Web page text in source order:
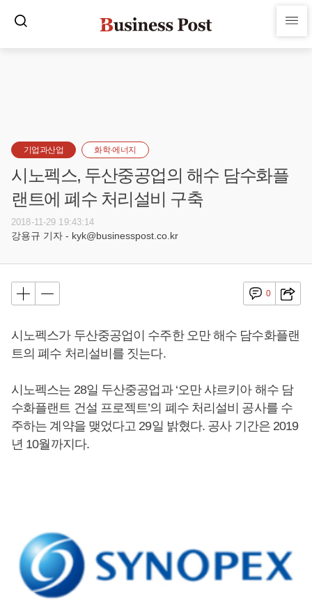
기업과산업 화학·에너지
시노펙스, 두산중공업의 해수 담수화플
랜트에 폐수 처리설비 구축
2018-11-29 19:43:14
강용규 기자 - kyk@businesspost.co.kr
0
시노펙스가 두산중공업이 수주한 오만 해수 담수화플랜
트의 폐수 처리설비를 짓는다.
시노펙스는 28일 두산중공업과 ‘오만 샤르키아 해수 담
수화플랜트 건설 프로젝트’의 폐수 처리설비 공사를 수
주하는 계약을 맺었다고 29일 밝혔다. 공사 기간은 2019
년 10월까지다.